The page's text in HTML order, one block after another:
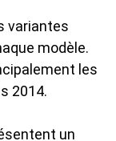
variantes
modèle.
les
2014.
un